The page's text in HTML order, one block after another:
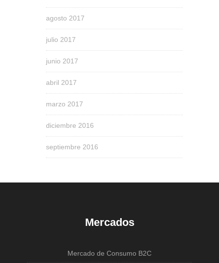
agosto 2017
julio 2017
junio 2017
abril 2017
marzo 2017
diciembre 2016
septiembre 2016
Mercados
Mercado de Consumo B2C